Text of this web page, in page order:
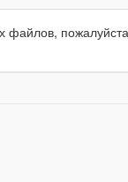
файлов,